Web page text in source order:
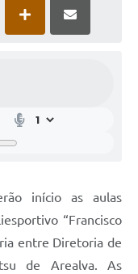
início as aulas
“Francisco
entre Diretoria de
de Arealva. As